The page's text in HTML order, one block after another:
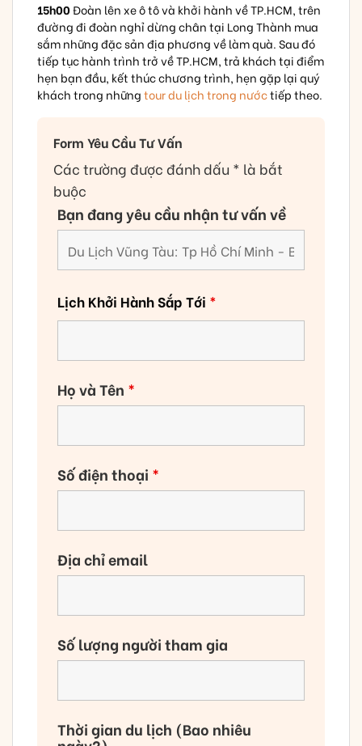
15h00Đoàn lên xe ô tô và khởi hành về TP.HCM, trên
đường đi đoàn nghỉ dừng chân tại Long Thành mua
sắm những đặc sản địa phương về làm quà. Sau đó
tiếp tục hành trình trở về TP.HCM, trả khách tại điểm
hẹn bạn đầu, kết thúc chương trình, hẹn gặp lại quý
khách trong nhữngtour du lịch trong nướctiếp theo.
Form Yêu Cầu Tư Vấn
Các trường được đánh dấu * là bắt
buộc
Bạn đang yêu cầu nhận tư vấn về
Lịch Khởi Hành Sắp Tới *
Họ và Tên *
Số điện thoại *
Địa chỉ email
Số lượng người tham gia
Thời gian du lịch (Bao nhiêu